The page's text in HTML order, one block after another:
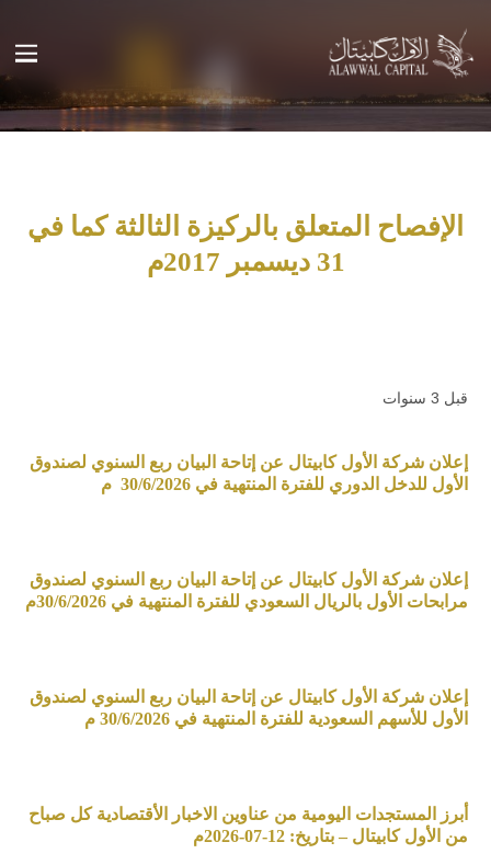
الإفصاح المتعلق بالركيزة الثالثة كما في
31 ديسمبر 2017م
قبل 3 سنوات
إعلان شركة الأول كابيتال عن إتاحة البيان ربع السنوي لصندوق
الأول للدخل الدوري للفترة المنتهية في 30/6/2026 م
إعلان شركة الأول كابيتال عن إتاحة البيان ربع السنوي لصندوق
مرابحات الأول بالريال السعودي للفترة المنتهية في 30/6/2026م
إعلان شركة الأول كابيتال عن إتاحة البيان ربع السنوي لصندوق
الأول للأسهم السعودية للفترة المنتهية في 30/6/2026 م
أبرز المستجدات اليومية من عناوين الاخبار الأقتصادية كل صباح
من الأول كابيتال – بتاريخ: 12-07-2026م